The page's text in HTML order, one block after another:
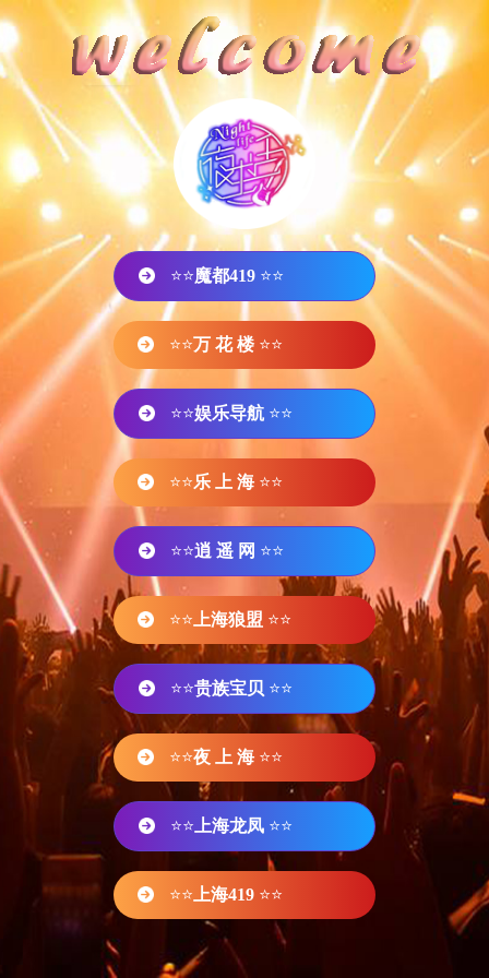
⭐⭐魔都419 ⭐⭐
⭐⭐万 花 楼 ⭐⭐
⭐⭐娱乐导航 ⭐⭐
⭐⭐乐 上 海 ⭐⭐
⭐⭐逍 遥 网 ⭐⭐
⭐⭐ 上海狼盟 ⭐⭐
⭐⭐贵族宝贝 ⭐⭐
⭐⭐夜 上 海 ⭐⭐
⭐⭐ 上海龙凤 ⭐⭐
⭐⭐ 上海419 ⭐⭐